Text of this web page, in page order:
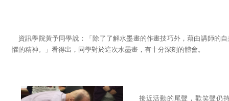
資訊學院黃予同學說：「除了了解水墨畫的作畫技巧外，藉由講師的
懼的精神。」看得出，同學對於這次水墨畫，有十分深刻的體會。
接近活動的尾聲，歡笑聲仍